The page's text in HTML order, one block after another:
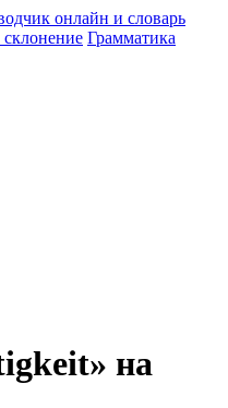
склонение Грамматика
на